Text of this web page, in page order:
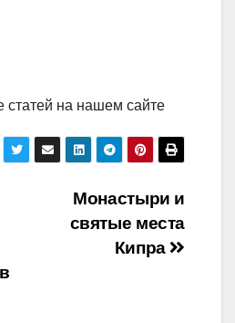
статей на нашем сайте
Монастыри и
святые места
Кипра